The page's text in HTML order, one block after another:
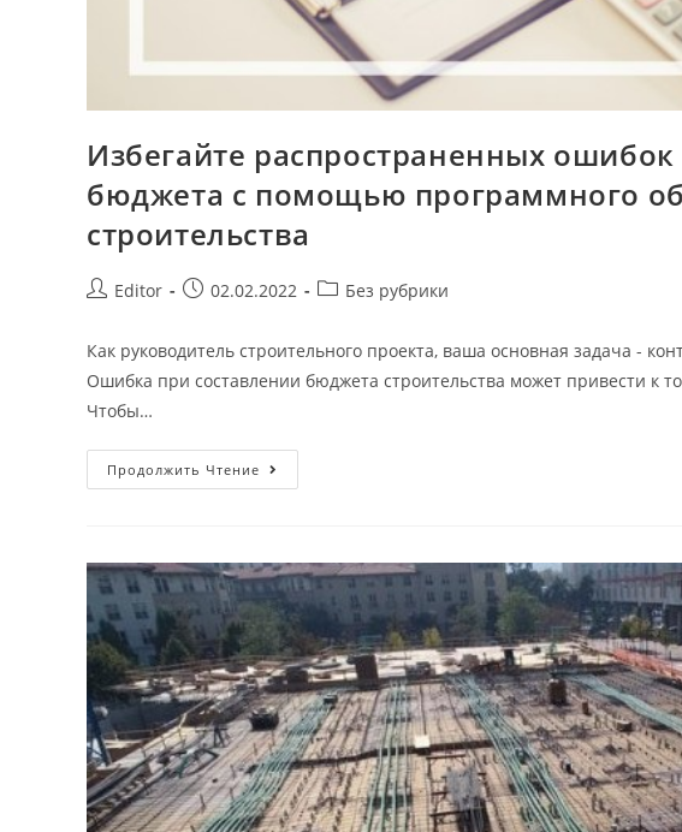
Избегайте распространенных
бюджета с помощью программного
строительства
PostEditor
Запись02.02.2022
PostБез рубрики
Как руководитель строительного проекта, ваша основная задача -
Ошибка при составлении бюджета строительства может привести к
Чтобы…
Продолжить Чтение
распространенных
составлении
бюджета
с
помощью
программного
обеспечения
для
строительства